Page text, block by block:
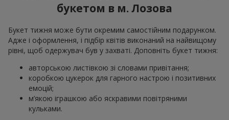
букетом в м. Лозова
Букет тижня може бути окремим самостійним подарунком.
Адже і оформлення, і підбір квітів виконаний на найвищому
рівні, щоб одержувач був у захваті. Доповніть букет тижня:
авторською листівкою зі словами привітання;
коробкою цукерок для гарного настрою і позитивних
емоцій;
м’якою іграшкою або яскравими повітряними
кульками.